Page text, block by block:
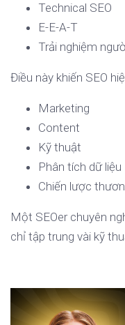
Technical SEO
E-E-A-T
Trải nghiệm
Điều này khiến SEO
Marketing
Content
Kỹ thuật
Phân tích dữ liệu
Chiến lược
Một SEOer chuyên
chỉ tập trung vài kỹ